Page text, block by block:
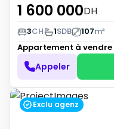
1 600 000DH
3CH 1SDB 107m²
Appartement à vendre
Appeler
Exclu agenz